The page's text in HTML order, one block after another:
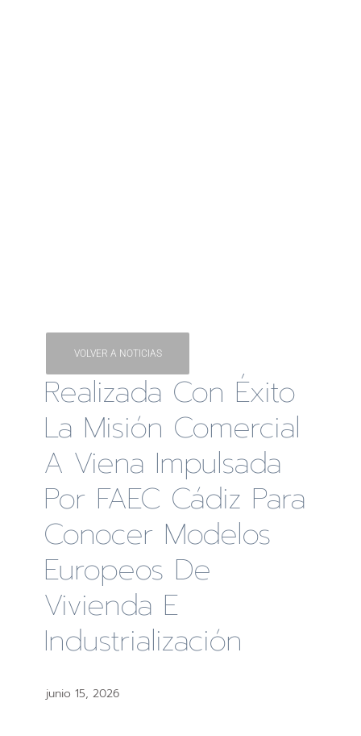
VOLVER A NOTICIAS
Realizada Con Éxito
La Misión Comercial
A Viena Impulsada
Por FAEC Cádiz Para
Conocer Modelos
Europeos De
Vivienda E
Industrialización
junio 15, 2026